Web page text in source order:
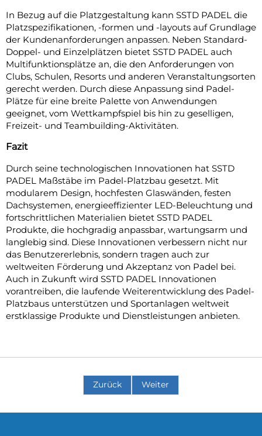
In Bezug auf die Platzgestaltung kann SSTD PADEL die
Platzspezifikationen, -formen und -layouts auf Grundlage
der Kundenanforderungen anpassen. Neben Standard-
Doppel- und Einzelplätzen bietet SSTD PADEL auch
Multifunktionsplätze an, die den Anforderungen von
Clubs, Schulen, Resorts und anderen Veranstaltungsorten
gerecht werden. Durch diese Anpassung sind Padel-
Plätze für eine breite Palette von Anwendungen
geeignet, vom Wettkampfspiel bis hin zu geselligen,
Freizeit- und Teambuilding-Aktivitäten.
Fazit
Durch seine technologischen Innovationen hat SSTD
PADEL Maßstäbe im Padel-Platzbau gesetzt. Mit
modularem Design, hochfesten Glaswänden, festen
Dachsystemen, energieeffizienter LED-Beleuchtung und
fortschrittlichen Materialien bietet SSTD PADEL
Produkte, die hochgradig anpassbar, wartungsarm und
langlebig sind. Diese Innovationen verbessern nicht nur
das Benutzererlebnis, sondern tragen auch zur
weltweiten Förderung und Akzeptanz von Padel bei.
Auch in Zukunft wird SSTD PADEL Innovationen
vorantreiben, die laufende Weiterentwicklung des Padel-
Platzbaus unterstützen und Sportanlagen weltweit
erstklassige Produkte und Dienstleistungen anbieten.
Zurück Weiter